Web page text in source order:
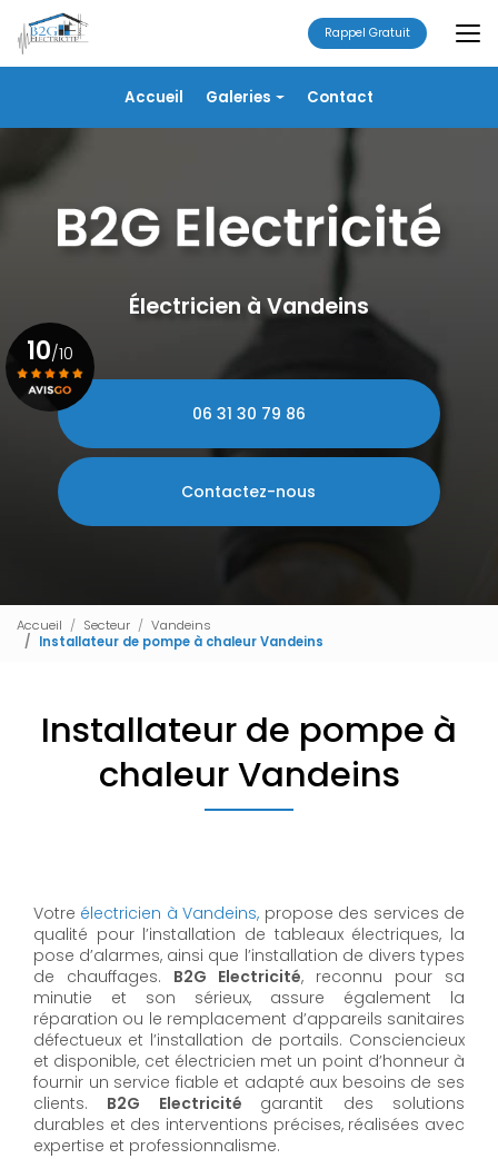
au
contenu
principal
Accueil Galeries
Chauffage/VMC
Portails
Contact
Rappel Gratuit
Électricien à Vandeins
06 31 30 79 86
Contactez-nous
10/10
Voir le certificat
Accueil Secteur
Vandeins
Installateur de pompe à chaleur Vandeins
Installateur de pompe à
chaleur Vandeins
Votre électricien à Vandeins, propose des services de
qualité pour l’installation de tableaux électriques, la
pose d’alarmes, ainsi que l’installation de divers types
de chauffages. B2G Electricité, reconnu pour sa
minutie et son sérieux, assure également la
réparation ou le remplacement d’appareils sanitaires
défectueux et l’installation de portails. Consciencieux
et disponible, cet électricien met un point d’honneur à
fournir un service fiable et adapté aux besoins de ses
clients. B2G Electricité garantit des solutions
durables et des interventions précises, réalisées avec
expertise et professionnalisme.